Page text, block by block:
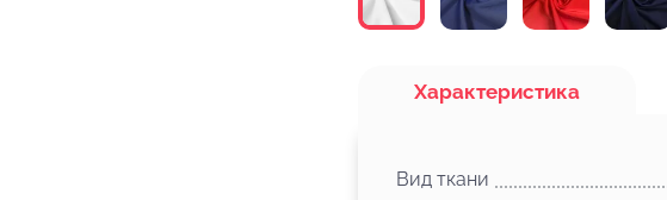
Характеристика
Вид ткани